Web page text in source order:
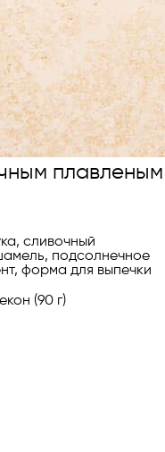
плавленым
cливочный
подсолнечное
форма для выпечки
(90 г)